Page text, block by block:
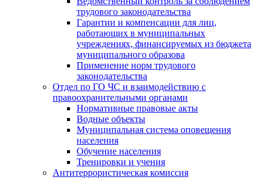
трудового законодательства
Гарантии и компенсации для лиц,
работающих в муниципальных
учреждениях, финансируемых из бюджета
муниципального образова
Применение норм трудового
законодательства
Отдел по ГО ЧС и взаимодействию с
правоохранительными органами
Нормативные правовые акты
Водные объекты
Муниципальная система оповещения
населения
Обучение населения
Тренировки и учения
Антитеррористическая комиссия